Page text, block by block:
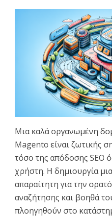
Μια καλά οργανωμένη
Magento είναι ζωτικής
τόσο της απόδοσης SEO
χρήστη. Η δημιουργία
απαραίτητη για την
αναζήτησης και βοηθά
πλοηγηθούν στο